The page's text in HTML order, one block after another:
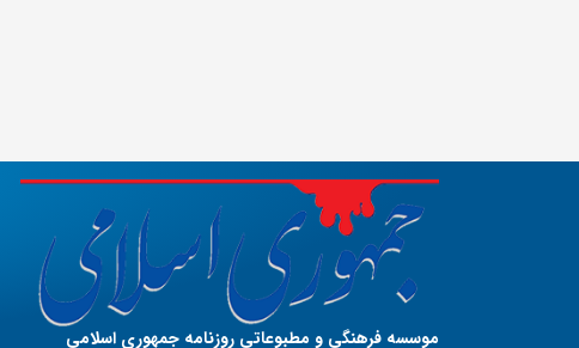
موسسه فرهنگی و مطبوعاتی روزنامه جمهوری اسلامی